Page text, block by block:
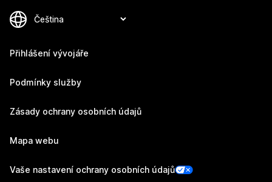
Přihlášení vývojáře
Podmínky služby
Zásady ochrany osobních údajů
Mapa webu
Vaše nastavení ochrany osobních údajů